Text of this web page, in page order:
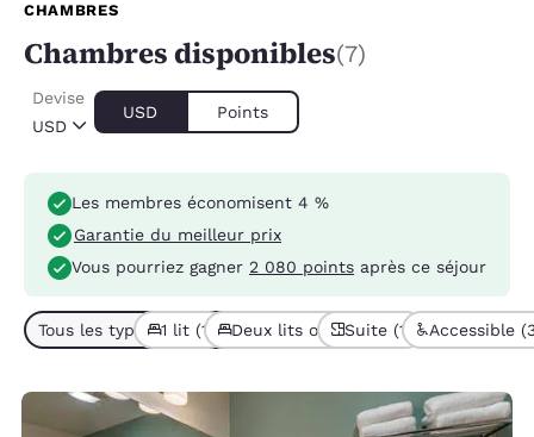
CHAMBRES
Chambres disponibles(7)
USD
Devise
USD Points
Les membres économisent 4 %
Garantie du meilleur prix
Vous pourriez gagner 2 080 points après ce séjour
Tous les types de chambres (7)
1 lit (1) Deux lits ou plus (6)
Suite (1) Accessible